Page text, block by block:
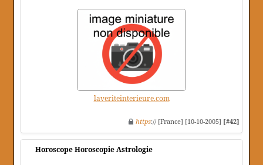
laveriteinterieure.com
https:// [France] [10-10-2005] [#42]
Horoscope Horoscopie Astrologie